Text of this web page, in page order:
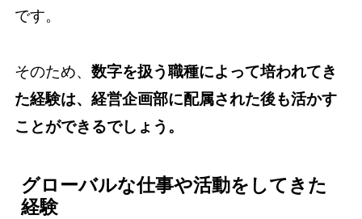
です。
そのため、 数字を扱う職種によって培われてき
た経験は、経営企画部に配属された後も活かす
ことができるでしょう。
グローバルな仕事や活動をしてきた
経験